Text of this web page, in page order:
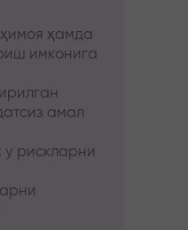
ҳамда
имконига
амал
у рискларни